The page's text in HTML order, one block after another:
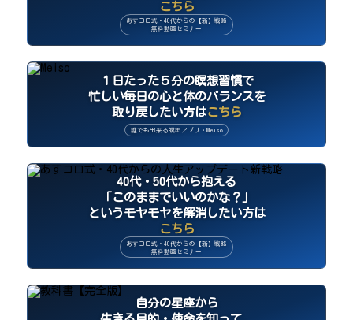
こちら
あすコロ式・40代からの【新】戦略
無料動画セミナー
１日たった５分の瞑想習慣で
忙しい毎日の心と体のバランスを
取り戻したい方はこちら
誰でも出来る瞑想アプリ・Meiso
40代・50代から抱える
「このままでいいのかな？」
というモヤモヤを解消したい方は
こちら
あすコロ式・40代からの【新】戦略
無料動画セミナー
自分の星座から